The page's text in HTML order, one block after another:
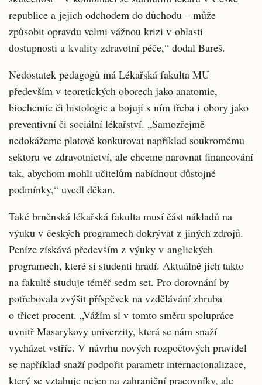
republice a jejich odchodem do důchodu – může
způsobit opravdu velmi vážnou krizi v oblasti
dostupnosti a kvality zdravotní péče,“ dodal Bareš.
Nedostatek pedagogů má Lékařská fakulta MU
především v teoretických oborech jako anatomie,
biochemie či histologie a bojují s ním třeba i obory jako
preventivní či sociální lékařství. „Samozřejmě
nedokážeme platově konkurovat například soukromému
sektoru ve zdravotnictví, ale chceme narovnat financování
tak, abychom mohli učitelům nabídnout důstojné
podmínky,“ uvedl děkan.
Také brněnská lékařská fakulta musí část nákladů na
výuku v českých programech dokrývat z jiných zdrojů.
Peníze získává především z výuky v anglických
programech, které si studenti hradí. Aktuálně jich takto
na fakultě studuje téměř sedm set. Pro dorovnání by
potřebovala zvýšit příspěvek na vzdělávání zhruba
o třicet procent. „Vážím si v tomto směru spolupráce
uvnitř Masarykovy univerzity, která se nám snaží
vycházet vstříc. V návrhu nových rozpočtových pravidel
se například snaží podpořit parametr internacionalizace,
který se vztahuje nejen na zahraniční pracovníky, ale